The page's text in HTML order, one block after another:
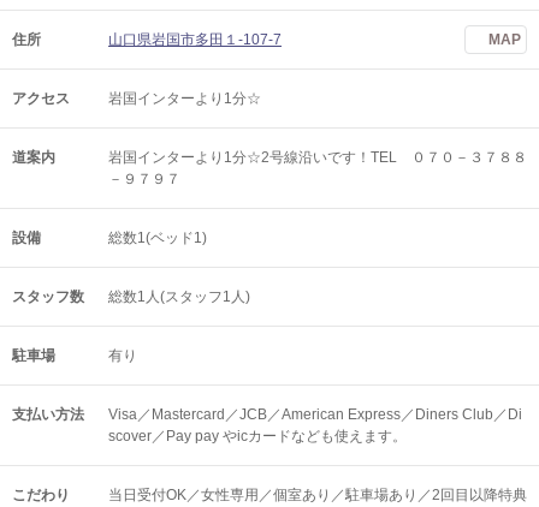
住所 山口県岩国市多田１-107-7 MAP
アクセス 岩国インターより1分☆
道案内
岩国インターより1分☆2号線沿いです！TEL ０７０－３７８８
－９７９７
設備 総数1(ベッド1)
スタッフ数 総数1人(スタッフ1人)
駐車場 有り
支払い方法
Visa／Mastercard／JCB／American Express／Diners Club／Di
scover／Pay pay やicカードなども使えます。
こだわり
当日受付OK／女性専用／個室あり／駐車場あり／2回目以降特典